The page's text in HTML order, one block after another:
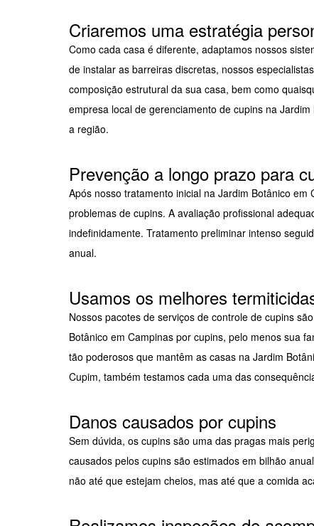
Criaremos uma estratégia
Como cada casa é diferente, adaptamos nossos
de instalar as barreiras discretas, nossos
composição estrutural da sua casa, bem como
empresa local de gerenciamento de cupins na
a região.
Prevenção a longo prazo para
Após nosso tratamento inicial na Jardim Botânico
problemas de cupins. A avaliação profissional
indefinidamente. Tratamento preliminar intenso
anual.
Usamos os melhores
Nossos pacotes de serviços de controle de cupins
Botânico em Campinas por cupins, pelo menos sua
tão poderosos que mantêm as casas na Jardim
Cupim, também testamos cada uma das
Danos causados por cupins
Sem dúvida, os cupins são uma das pragas mais
causados pelos cupins são estimados em bilhão
não até que estejam cheios, mas até que a comida